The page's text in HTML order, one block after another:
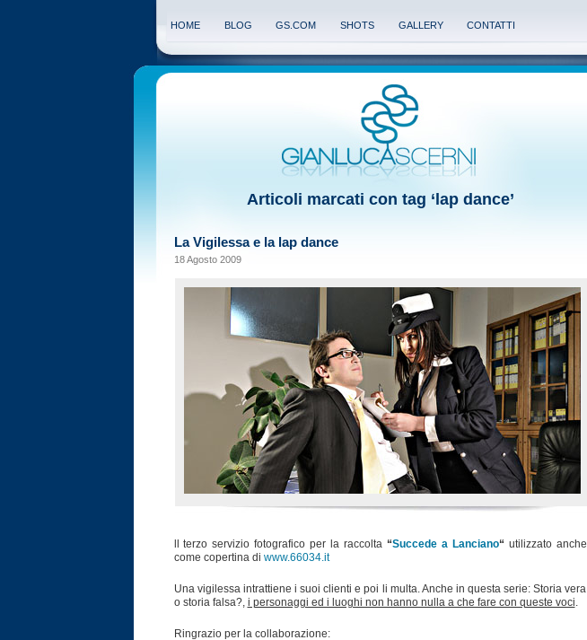
HOME BLOG GS.COM SHOTS GALLERY CONTATTI
Articoli marcati con tag ‘lap dance’
La Vigilessa e la lap dance
18 Agosto 2009
ll terzo servizio fotografico per la raccolta “Succede a Lanciano“ utilizzato anche
come copertina di www.66034.it
Una vigilessa intrattiene i suoi clienti e poi li multa. Anche in questa serie: Storia vera
o storia falsa?, i personaggi ed i luoghi non hanno nulla a che fare con queste voci
Ringrazio per la collaborazione: